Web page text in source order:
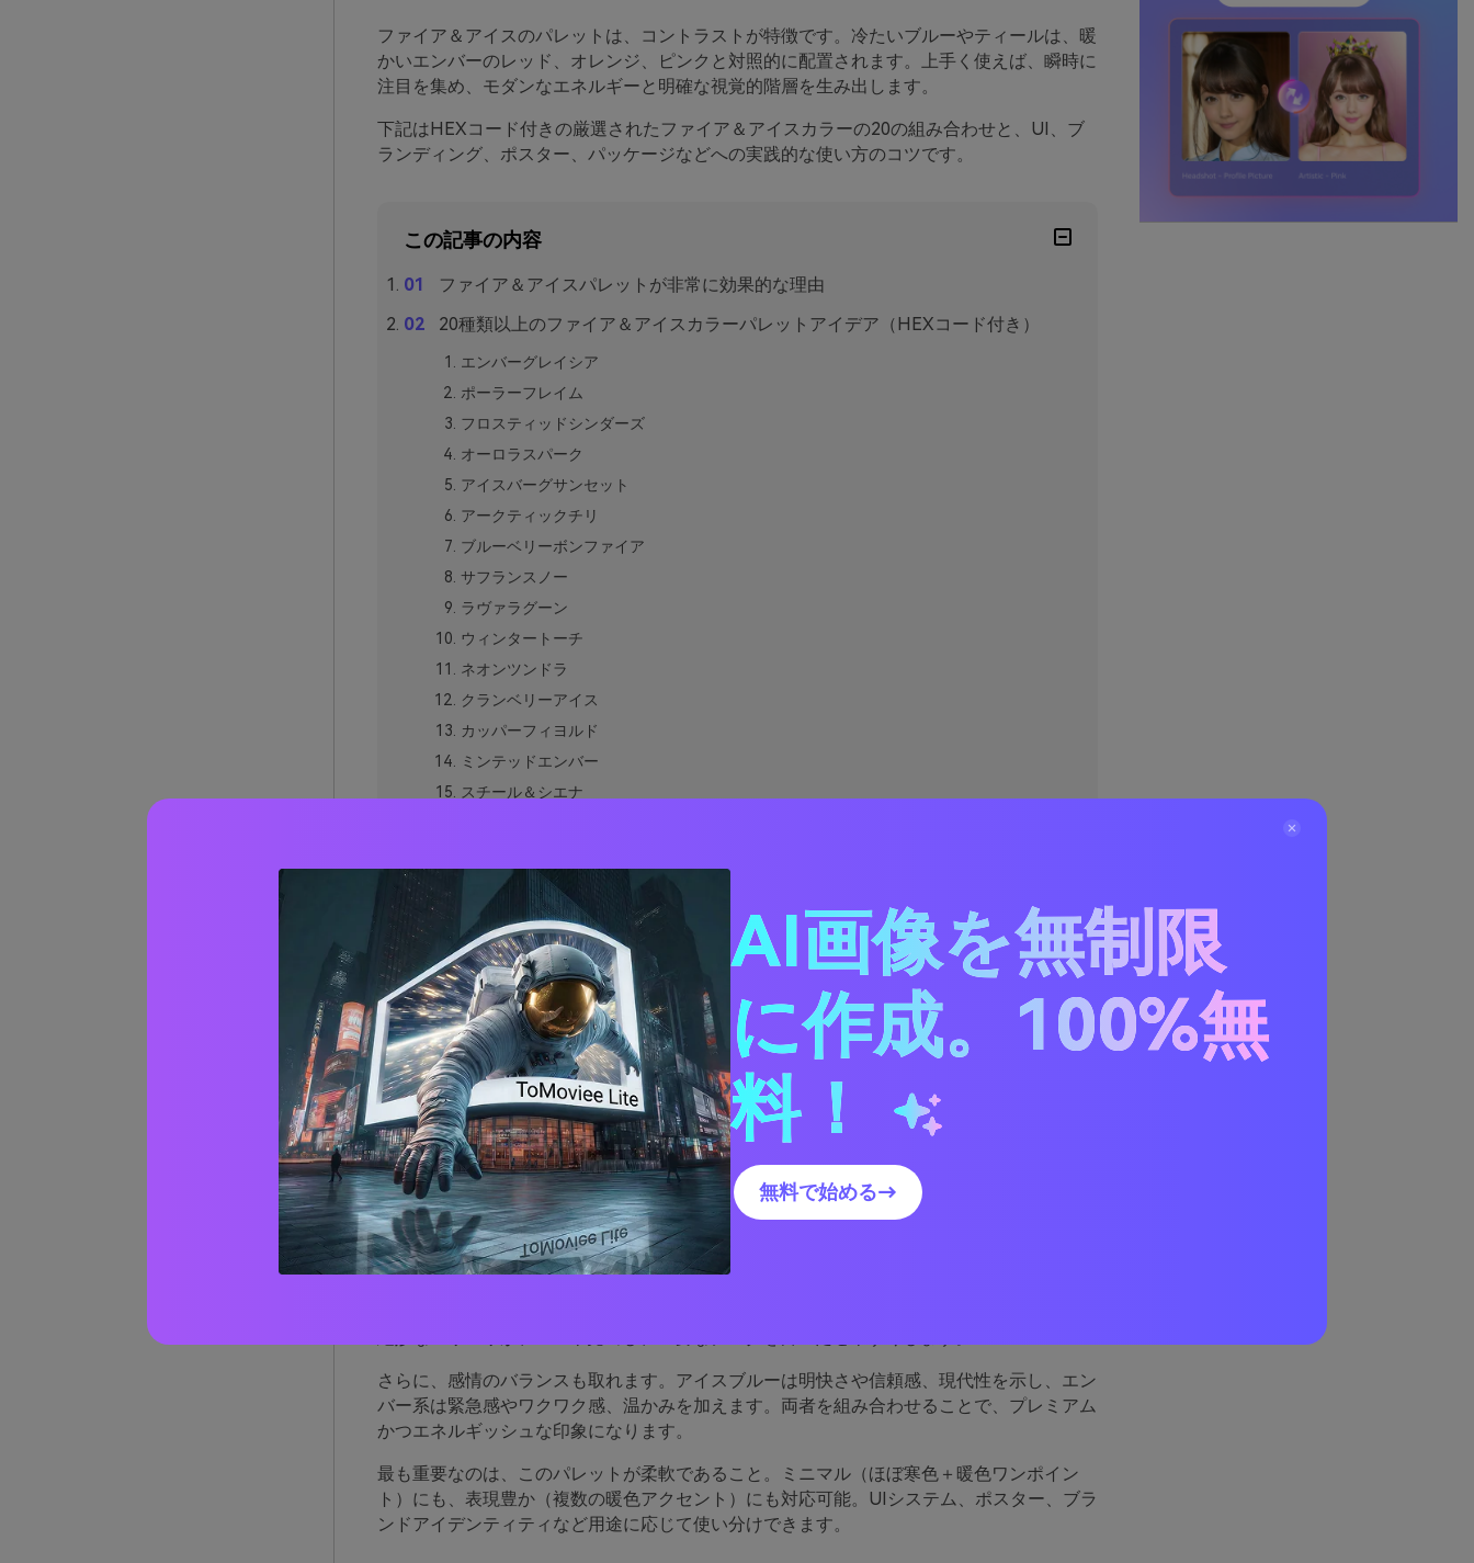
ファイア＆アイスのパレットは、コントラストが特徴です。冷たいブルーやティールは、暖
かいエンバーのレッド、オレンジ、ピンクと対照的に配置されます。上手く使えば、瞬時に
注目を集め、モダンなエネルギーと明確な視覚的階層を生み出します。
下記はHEXコード付きの厳選されたファイア＆アイスカラーの20の組み合わせと、UI、ブ
ランディング、ポスター、パッケージなどへの実践的な使い方のコツです。
この記事の内容
ファイア＆アイスパレットが非常に効果的な理由
20種類以上のファイア＆アイスカラーパレットアイデア（HEXコード付き）
エンバーグレイシア
ポーラーフレイム
フロスティッドシンダーズ
オーロラスパーク
アイスバーグサンセット
アークティックチリ
ブルーベリーボンファイア
サフランスノー
ラヴァラグーン
ウィンタートーチ
ネオンツンドラ
クランベリーアイス
カッパーフィヨルド
ミンテッドエンバー
スチール＆シエナ
ティールインフェルノ
ルビーライム
ミッドナイトエンバー
ファイア＆アイスに合わせやすいカラーは？
ファイア＆アイスカラーパレットを実際のデザインで活用する方法
AIを使ったファイア＆アイスパレットのビジュアル制作
ファイア＆アイスパレットが非常に効
果的な理由
さらに、感情のバランスも取れます。アイスブルーは明快さや信頼感、現代性を示し、エン
バー系は緊急感やワクワク感、温かみを加えます。両者を組み合わせることで、プレミアム
かつエネルギッシュな印象になります。
最も重要なのは、このパレットが柔軟であること。ミニマル（ほぼ寒色＋暖色ワンポイン
ト）にも、表現豊か（複数の暖色アクセント）にも対応可能。UIシステム、ポスター、ブラ
ンドアイデンティティなど用途に応じて使い分けできます。
AI画像を無制限
に作成。100%無
料！
無料で始める→